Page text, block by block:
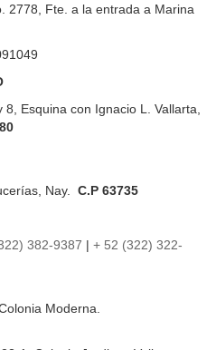
2778, Fte. a la entrada a Marina
Esquina con Ignacio L. Vallarta,
Nay. C.P 63735
382-9387 | + 52 (322) 322-
Moderna.